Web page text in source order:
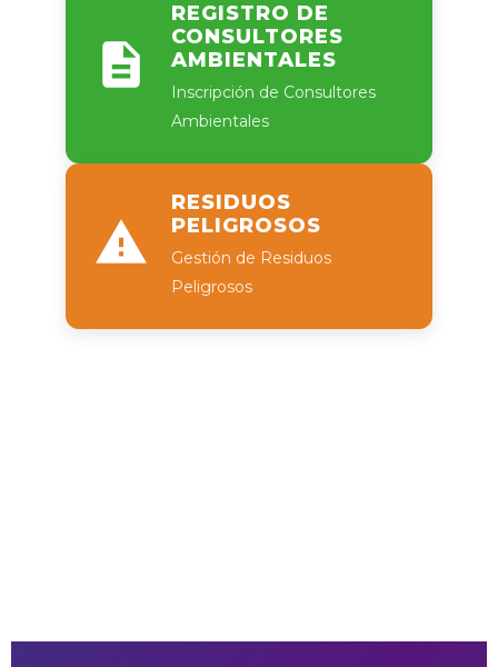
REGISTRO DE
CONSULTORES
AMBIENTALES
Inscripción de Consultores
Ambientales
RESIDUOS
PELIGROSOS
Gestión de Residuos
Peligrosos